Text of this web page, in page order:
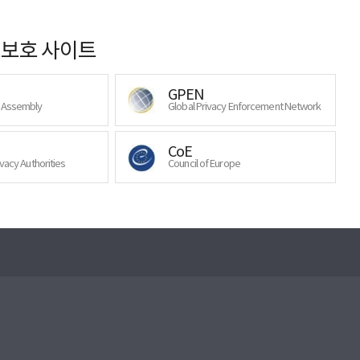
호 사이트
GPEN
Global Privacy Enforcement Network
Authorities
CoE
Council of Europe